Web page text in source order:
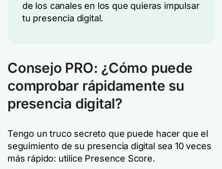
de los canales en los que quieras impulsar
tu presencia digital.
Consejo PRO: ¿Cómo puede
comprobar rápidamente su
presencia digital?
Tengo un truco secreto que puede hacer que el
seguimiento de su presencia digital sea 10 veces
más rápido: utilice Presence Score.